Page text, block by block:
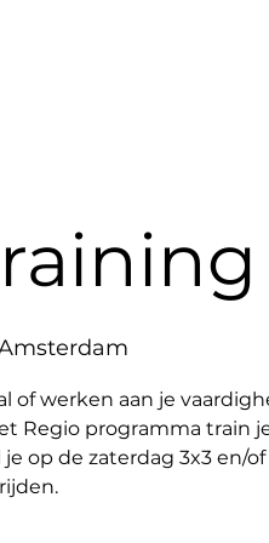
of werken aan je
Regio programma train
op de zaterdag 3x3 en/of